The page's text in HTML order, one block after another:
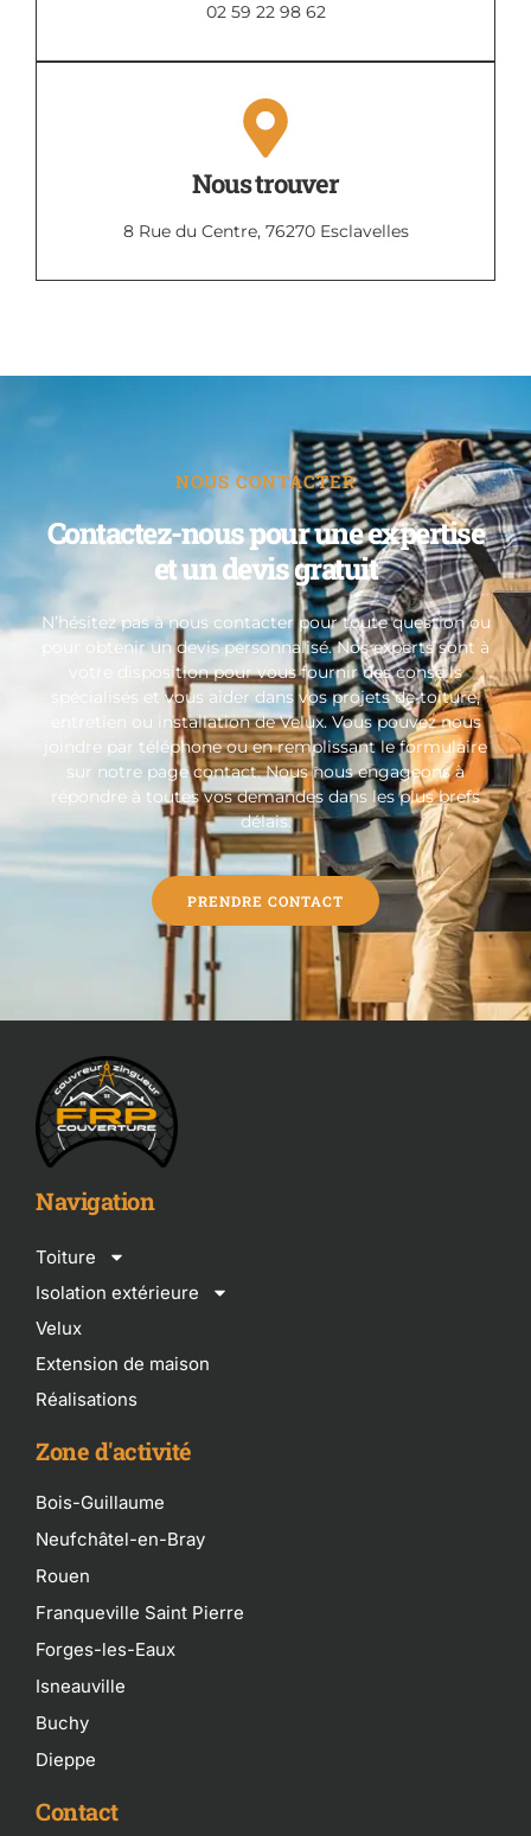
02 59 22 98 62
Nous trouver
8 Rue du Centre, 76270 Esclavelles
NOUS CONTACTER
Contactez-nous pour une expertise
et un devis gratuit
N’hésitez pas à nous contacter pour toute question ou
pour obtenir un devis personnalisé. Nos experts sont à
votre disposition pour vous fournir des conseils
spécialisés et vous aider dans vos projets de toiture,
entretien ou installation de Velux. Vous pouvez nous
joindre par téléphone ou en remplissant le formulaire
sur notre page contact. Nous nous engageons à
répondre à toutes vos demandes dans les plus brefs
délais.
PRENDRE CONTACT
Navigation
Toiture
Isolation extérieure
Velux
Extension de maison
Réalisations
Zone d'activité
Bois-Guillaume
Neufchâtel-en-Bray
Rouen
Franqueville Saint Pierre
Forges-les-Eaux
Isneauville
Buchy
Dieppe
Contact